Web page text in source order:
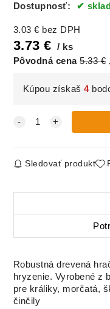
Dostupnosť:
3.03 € bez DPH
3.73 €
ks
Pôvodná cena 5.33€
Kúpou získaš4
Sledovať produkt
Robustná drevená
hryzenie. Vyrobené z
pre králiky, morčatá,
činčily